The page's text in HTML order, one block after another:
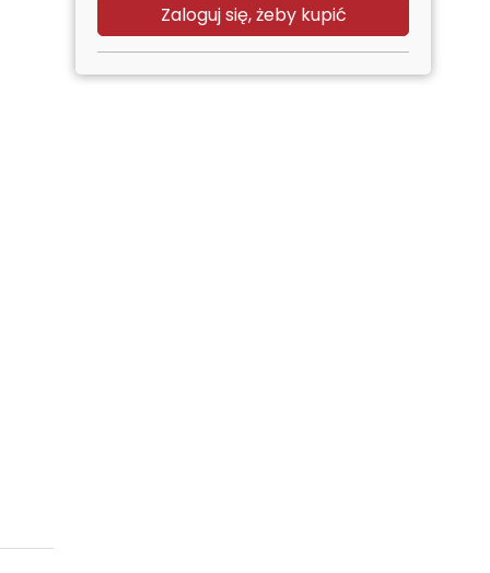
Zaloguj się, żeby kupić